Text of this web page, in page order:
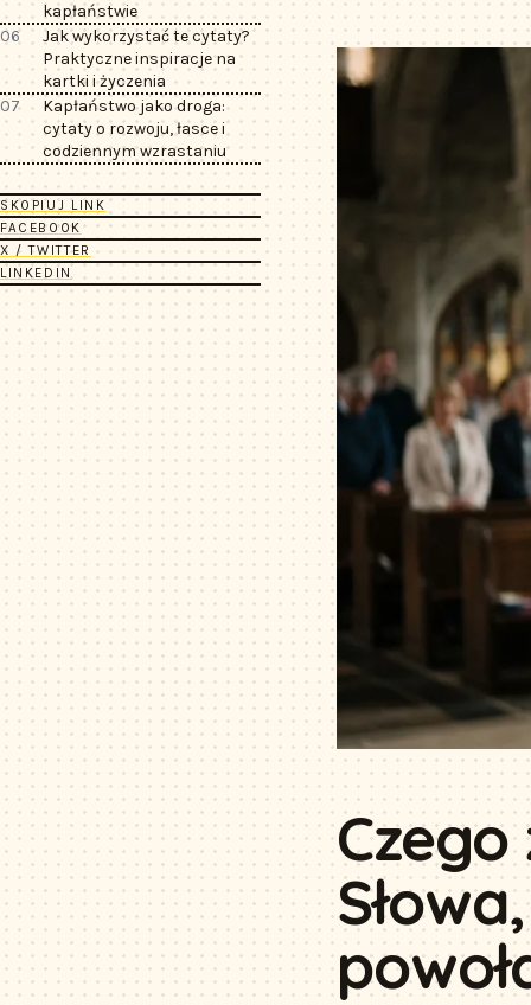
kapłaństwie
06
Jak wykorzystać te cytaty?
Praktyczne inspiracje na
kartki i życzenia
07
Kapłaństwo jako droga:
cytaty o rozwoju, łasce i
codziennym wzrastaniu
SKOPIUJ LINK
FACEBOOK
X / TWITTER
LINKEDIN